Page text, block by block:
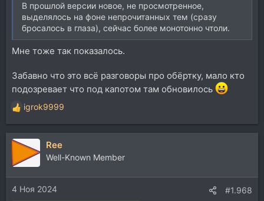
В прошлой версии новое, не просмотренное,
выделялось на фоне непрочитанных тем (сразу
бросалось в глаза), сейчас более монотонно чтоли.
Мне тоже так показалось.
Забавно что это всё разговоры про обёртку, мало кто
подозревает что под капотом там обновилось
Р
е
а
к
ц
и
и
:
igrok9999
Ree
Well-Known Member
4 Ноя 2024 #1.968